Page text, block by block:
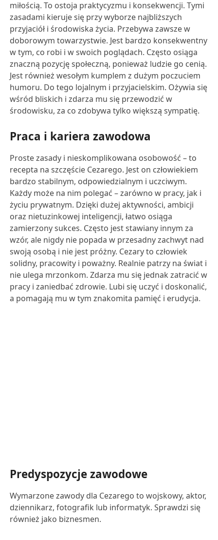
miłością. To ostoja praktycyzmu i konsekwencji. Tymi
zasadami kieruje się przy wyborze najbliższych
przyjaciół i środowiska życia. Przebywa zawsze w
doborowym towarzystwie. Jest bardzo konsekwentny
w tym, co robi i w swoich poglądach. Często osiąga
znaczną pozycję społeczną, ponieważ ludzie go cenią.
Jest również wesołym kumplem z dużym poczuciem
humoru. Do tego lojalnym i przyjacielskim. Ożywia się
wśród bliskich i zdarza mu się przewodzić w
środowisku, za co zdobywa tylko większą sympatię.
Praca i kariera zawodowa
Proste zasady i nieskomplikowana osobowość – to
recepta na szczęście Cezarego. Jest on człowiekiem
bardzo stabilnym, odpowiedzialnym i uczciwym.
Każdy może na nim polegać – zarówno w pracy, jak i
życiu prywatnym. Dzięki dużej aktywności, ambicji
oraz nietuzinkowej inteligencji, łatwo osiąga
zamierzony sukces. Często jest stawiany innym za
wzór, ale nigdy nie popada w przesadny zachwyt nad
swoją osobą i nie jest próżny. Cezary to człowiek
solidny, pracowity i poważny. Realnie patrzy na świat i
nie ulega mrzonkom. Zdarza mu się jednak zatracić w
pracy i zaniedbać zdrowie. Lubi się uczyć i doskonalić,
a pomagają mu w tym znakomita pamięć i erudycja.
Predyspozycje zawodowe
Wymarzone zawody dla Cezarego to wojskowy, aktor,
dziennikarz, fotografik lub informatyk. Sprawdzi się
również jako biznesmen.